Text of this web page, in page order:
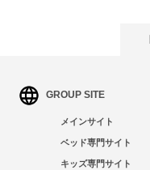
GROUP SITE
メインサイト
ベッド専門サイト
キッズ専門サイト